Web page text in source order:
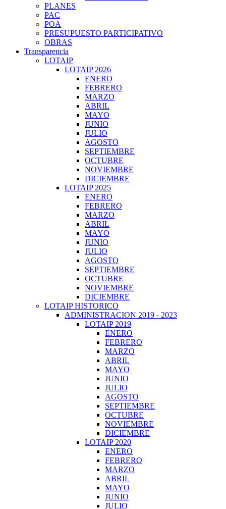
PLANES
PAC
POA
PRESUPUESTO PARTICIPATIVO
OBRAS
Transparencia
LOTAIP
LOTAIP 2026
ENERO
FEBRERO
MARZO
ABRIL
MAYO
JUNIO
JULIO
AGOSTO
SEPTIEMBRE
OCTUBRE
NOVIEMBRE
DICIEMBRE
LOTAIP 2025
ENERO
FEBRERO
MARZO
ABRIL
MAYO
JUNIO
JULIO
AGOSTO
SEPTIEMBRE
OCTUBRE
NOVIEMBRE
DICIEMBRE
LOTAIP HISTORICO
ADMINISTRACION 2019 - 2023
LOTAIP 2019
ENERO
FEBRERO
MARZO
ABRIL
MAYO
JUNIO
JULIO
AGOSTO
SEPTIEMBRE
OCTUBRE
NOVIEMBRE
DICIEMBRE
LOTAIP 2020
ENERO
FEBRERO
MARZO
ABRIL
MAYO
JUNIO
JULIO